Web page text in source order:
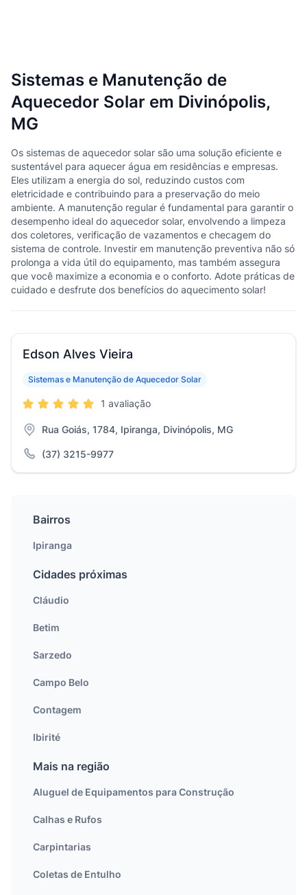
Sistemas e Manutenção de
Aquecedor Solar em Divinópolis,
MG
Os sistemas de aquecedor solar são uma solução eficiente e
sustentável para aquecer água em residências e empresas.
Eles utilizam a energia do sol, reduzindo custos com
eletricidade e contribuindo para a preservação do meio
ambiente. A manutenção regular é fundamental para garantir o
desempenho ideal do aquecedor solar, envolvendo a limpeza
dos coletores, verificação de vazamentos e checagem do
sistema de controle. Investir em manutenção preventiva não só
prolonga a vida útil do equipamento, mas também assegura
que você maximize a economia e o conforto. Adote práticas de
cuidado e desfrute dos benefícios do aquecimento solar!
Edson Alves Vieira
Sistemas e Manutenção de Aquecedor Solar
1 avaliação
Rua Goiás, 1784, Ipiranga, Divinópolis, MG
(37) 3215-9977
Bairros
Ipiranga
Cidades próximas
Cláudio
Betim
Sarzedo
Campo Belo
Contagem
Ibirité
Mais na região
Aluguel de Equipamentos para Construção
Calhas e Rufos
Carpintarias
Coletas de Entulho